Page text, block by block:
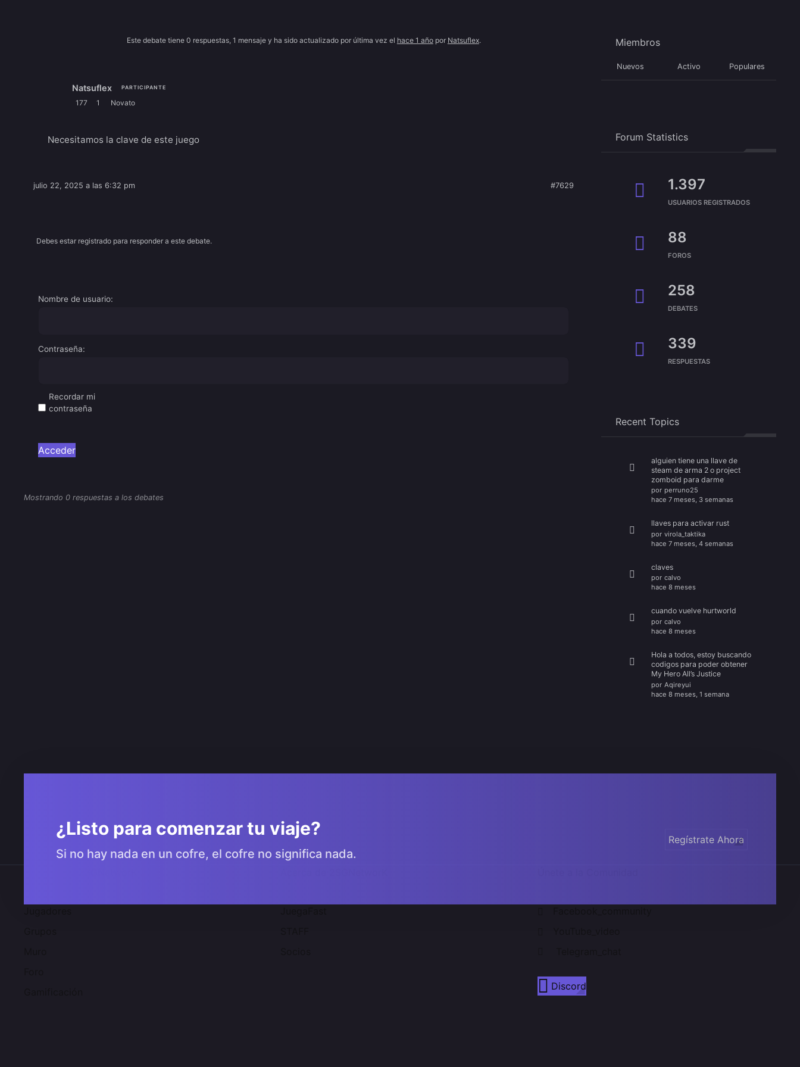
Este debate tiene 0 respuestas, 1 mensaje y ha sido actualizado por última vez el hace 1 añopor Natsuflex.
Mostrando 0 respuestas a los debates
Natsuflex PARTICIPANTE
177 1 Novato
Necesitamos la clave de este juego
julio 22, 2025 a las 6:32 pm #7629
Debes estar registrado para responder a este debate.
Nombre de usuario:
Contraseña:
Recordar mi
contraseña
Acceder
Miembros
Nuevos Activo Populares
Forum Statistics
1.397
USUARIOS REGISTRADOS
88
FOROS
258
DEBATES
339
RESPUESTAS
Recent Topics
alguien tiene una llave de
steam de arma 2 o project
zomboid para darme
por perruno25
hace 7 meses, 3 semanas
llaves para activar rust
por virola_taktika
hace 7 meses, 4 semanas
claves
por calvo
hace 8 meses
cuando vuelve hurtworld
por calvo
hace 8 meses
Hola a todos, estoy buscando
codigos para poder obtener
My Hero All’s Justice
por Aqireyui
hace 8 meses, 1 semana
¿Listo para comenzar tu viaje?
Si no hay nada en un cofre, el cofre no significa nada.
Regístrate Ahora
Discord